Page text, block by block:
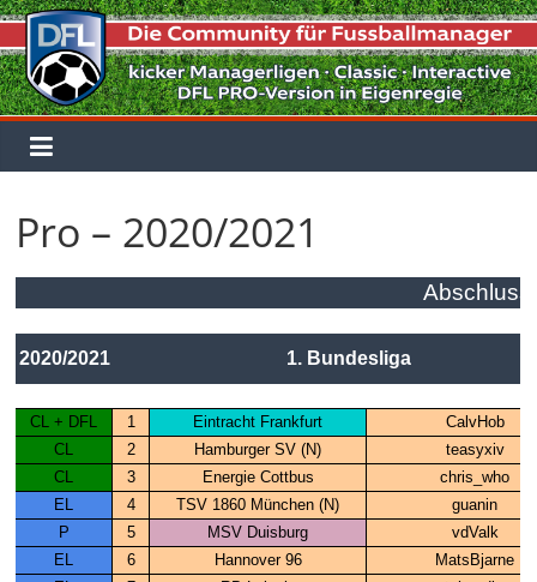
Zum
Inhalt
springen
Pro – 2020/2021